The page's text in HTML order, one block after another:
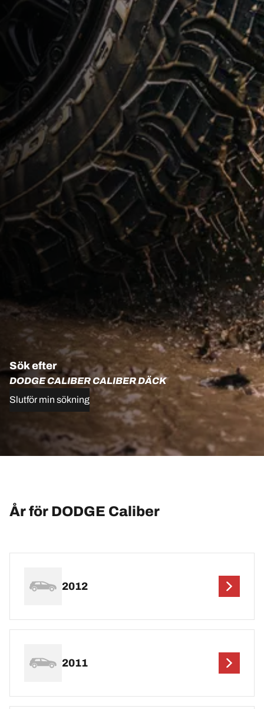
Sök efter
DODGE CALIBER CALIBER DÄCK
Slutför min sökning
År för DODGE Caliber
2012
2011